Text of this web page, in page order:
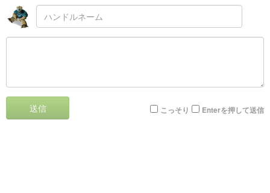
送信 こっそり Enterを押して送信